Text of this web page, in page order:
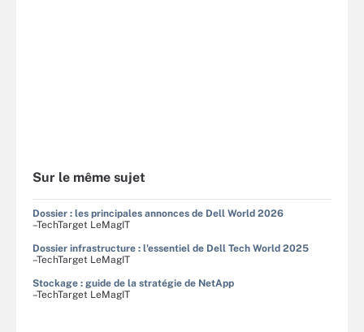
Sur le même sujet
Dossier : les principales annonces de Dell World 2026
–TechTarget LeMagIT
Dossier infrastructure : l'essentiel de Dell Tech World 2025
–TechTarget LeMagIT
Stockage : guide de la stratégie de NetApp
–TechTarget LeMagIT